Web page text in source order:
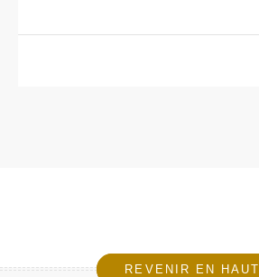
REVENIR EN HAUT